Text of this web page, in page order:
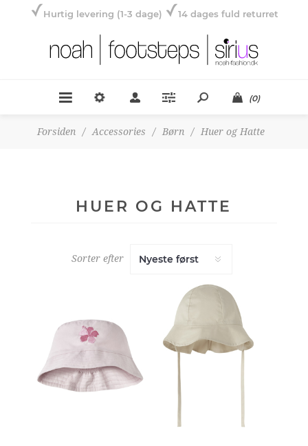
Hurtig levering (1-3 dage) 14 dages fuld returret
(0)
Forsiden / Accessories / Børn / Huer og Hatte
HUER OG HATTE
Sorter efter